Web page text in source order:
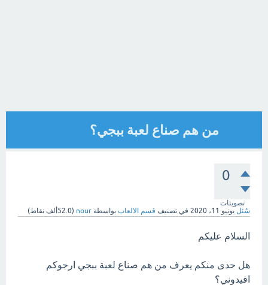
من هم صناع لعبة ببجي؟
0
تصويتات
سُئل يونيو 11، 2020 في تصنيف قسم الالعاب بواسطة nour
(52.0ألف نقاط)
السلام عليكم
هل حدى منكم يعرف من هم صناع لعبة ببجي ارجوكم
افيدوني؟